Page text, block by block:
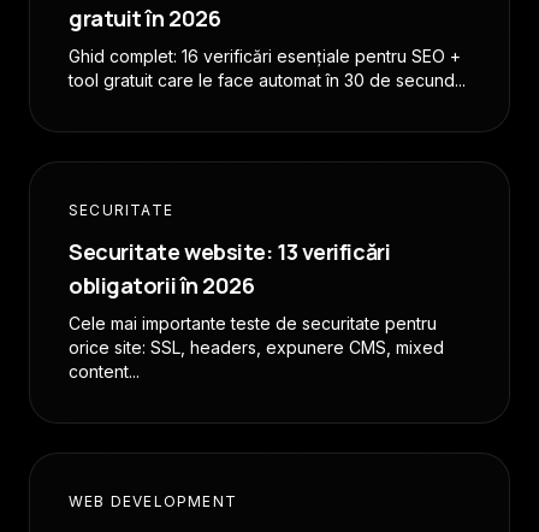
gratuit în 2026
Ghid complet: 16 verificări esențiale pentru SEO +
tool gratuit care le face automat în 30 de secund...
SECURITATE
Securitate website: 13 verificări
obligatorii în 2026
Cele mai importante teste de securitate pentru
orice site: SSL, headers, expunere CMS, mixed
content...
WEB DEVELOPMENT